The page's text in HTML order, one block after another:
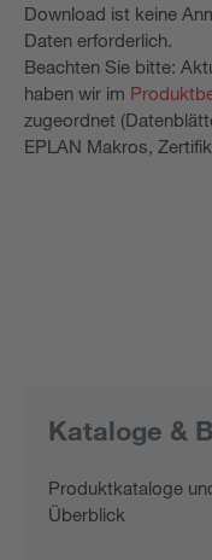
Download ist keine
Daten erforderlich.
Beachten Sie bitte:
haben wir im
zugeordnet
EPLAN Makros,
Kataloge &
Produktkataloge
Überblick